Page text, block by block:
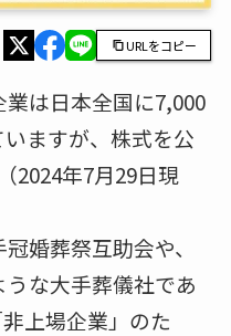
URLをコピー
は日本全国に7,000
ますが、株式を公
2024年7月29日現
婚葬祭互助会や、
な大手葬儀社であ
上場企業」のた